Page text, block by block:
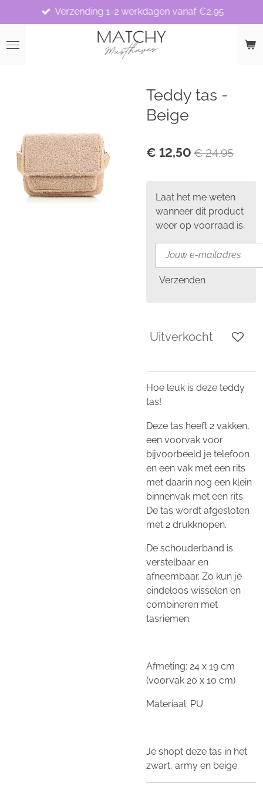
direct
naar
Verzending 1-2 werkdagen vanaf €2,95
Teddy tas -
Beige
€ 12,50 € 24,95
Laat het me weten
wanneer dit product
weer op voorraad is.
Verzenden
Uitverkocht
Hoe leuk is deze teddy
tas!
Deze tas heeft 2 vakken,
een voorvak voor
bijvoorbeeld je telefoon
en een vak met een rits
met daarin nog een klein
binnenvak met een rits.
De tas wordt afgesloten
met 2 drukknopen.
De schouderband is
verstelbaar en
afneembaar. Zo kun je
eindeloos wisselen en
combineren met
tasriemen.
Afmeting: 24 x 19 cm
(voorvak 20 x 10 cm)
Materiaal: PU
Je shopt deze tas in het
zwart, army en beige.